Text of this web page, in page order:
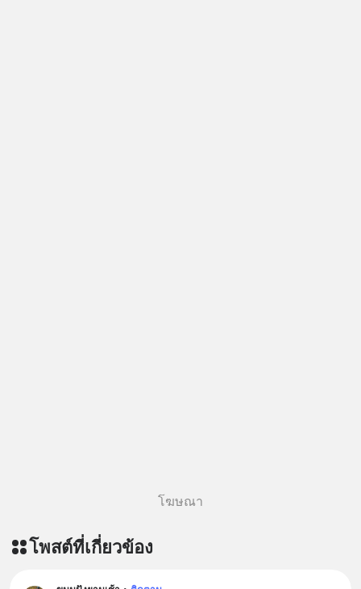
perplexity/ ติดตามสาระดี ๆ อัพเดททุก
========================= 📣
โฆษณา
โพสต์ที่เกี่ยวข้อง